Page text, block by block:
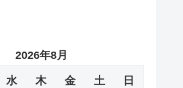
2026年8月
水 木 金 土 日